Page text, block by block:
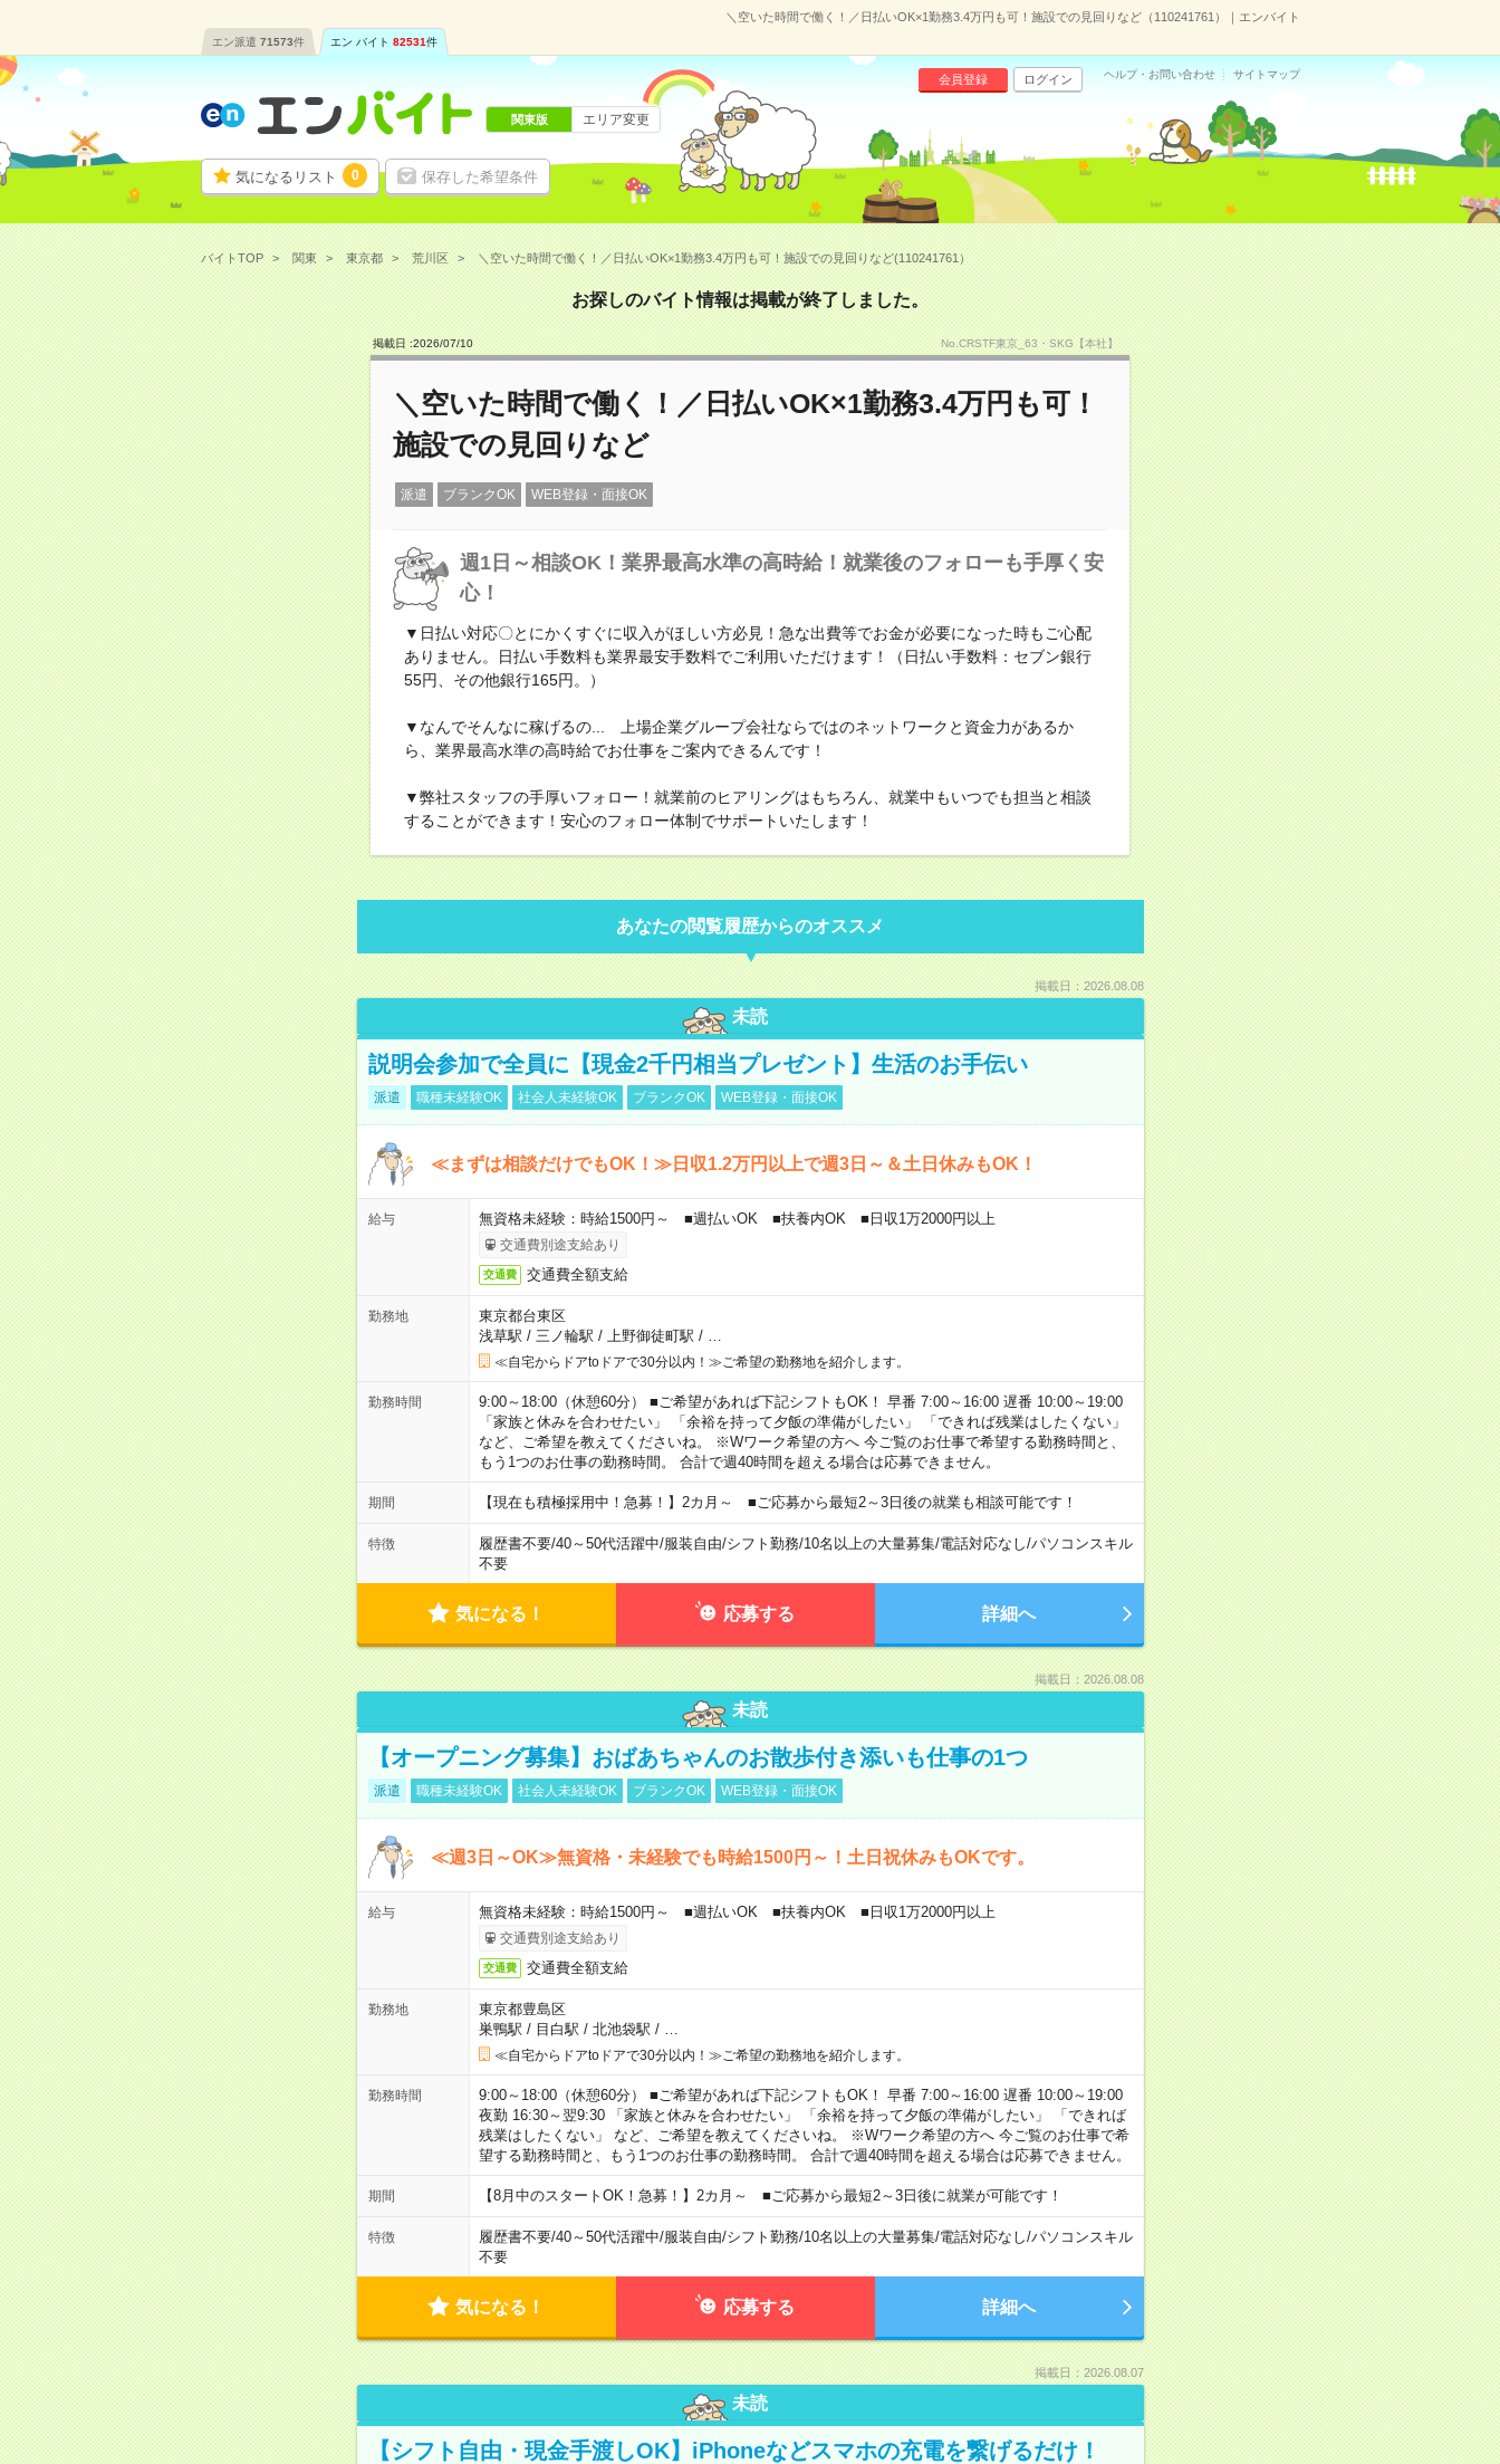
＼空いた時間で働く！／日払いOK×1勤務3.4万円も可！施設での見回りなど（110241761）｜エンバイト
エン派遣 71573件 エン バイト 82531件
気になるリスト 0 保存した希望条件
会員登録 ログイン ヘルプ・お問い合わせ サイトマップ
関東版 エリア変更
バイトTOP 関東 東京都 荒川区 ＼空いた時間で働く！／日払いOK×1勤務3.4万円も可！施設での見回りなど(110241761）
お探しのバイト情報は掲載が終了しました。
掲載日 :2026/07/10 No.CRSTF東京_63・SKG【本社】
＼空いた時間で働く！／日払いOK×1勤務3.4万円も可！
施設での見回りなど
派遣 ブランクOK WEB登録・面接OK
週1日～相談OK！業界最高水準の高時給！就業後のフォローも手厚く安
心！
▼日払い対応〇とにかくすぐに収入がほしい方必見！急な出費等でお金が必要になった時もご心配
ありません。日払い手数料も業界最安手数料でご利用いただけます！（日払い手数料：セブン銀行
55円、その他銀行165円。）
▼なんでそんなに稼げるの... 上場企業グループ会社ならではのネットワークと資金力があるか
ら、業界最高水準の高時給でお仕事をご案内できるんです！
▼弊社スタッフの手厚いフォロー！就業前のヒアリングはもちろん、就業中もいつでも担当と相談
することができます！安心のフォロー体制でサポートいたします！
あなたの閲覧履歴からのオススメ
掲載日：2026.08.08
未読
説明会参加で全員に【現金2千円相当プレゼント】生活のお手伝い
派遣 職種未経験OK 社会人未経験OK ブランクOK WEB登録・面接OK
≪まずは相談だけでもOK！≫日収1.2万円以上で週3日～＆土日休みもOK！
給与 無資格未経験：時給1500円～ ■週払いOK ■扶養内OK ■日収1万2000円以上
交通費別途支給あり
交通費 交通費全額支給
勤務地
東京都台東区
浅草駅 / 三ノ輪駅 / 上野御徒町駅 /
≪自宅からドアtoドアで30分以内！≫ご希望の勤務地を紹介します。
勤務時間
9:00～18:00（休憩60分） ■ご希望があれば下記シフトもOK！ 早番 7:00～16:00 遅番 10:00～19:00
「家族と休みを合わせたい」 「余裕を持って夕飯の準備がしたい」 「できれば残業はしたくない」
など、ご希望を教えてくださいね。 ※Wワーク希望の方へ 今ご覧のお仕事で希望する勤務時間と、
もう1つのお仕事の勤務時間。 合計で週40時間を超える場合は応募できません。
期間 【現在も積極採用中！急募！】2カ月～ ■ご応募から最短2～3日後の就業も相談可能です！
特徴 履歴書不要/40～50代活躍中/服装自由/シフト勤務/10名以上の大量募集/電話対応なし/パソコンスキル
不要
気になる！ 応募する 詳細へ
掲載日：2026.08.08
未読
【オープニング募集】おばあちゃんのお散歩付き添いも仕事の1つ
派遣 職種未経験OK 社会人未経験OK ブランクOK WEB登録・面接OK
≪週3日～OK≫無資格・未経験でも時給1500円～！土日祝休みもOKです。
給与 無資格未経験：時給1500円～ ■週払いOK ■扶養内OK ■日収1万2000円以上
交通費別途支給あり
交通費 交通費全額支給
勤務地
東京都豊島区
巣鴨駅 / 目白駅 / 北池袋駅 /
≪自宅からドアtoドアで30分以内！≫ご希望の勤務地を紹介します。
勤務時間
9:00～18:00（休憩60分） ■ご希望があれば下記シフトもOK！ 早番 7:00～16:00 遅番 10:00～19:00
夜勤 16:30～翌9:30 「家族と休みを合わせたい」 「余裕を持って夕飯の準備がしたい」 「できれば
残業はしたくない」 など、ご希望を教えてくださいね。 ※Wワーク希望の方へ 今ご覧のお仕事で希
望する勤務時間と、もう1つのお仕事の勤務時間。 合計で週40時間を超える場合は応募できません。
期間 【8月中のスタートOK！急募！】2カ月～ ■ご応募から最短2～3日後に就業が可能です！
特徴 履歴書不要/40～50代活躍中/服装自由/シフト勤務/10名以上の大量募集/電話対応なし/パソコンスキル
不要
気になる！ 応募する 詳細へ
掲載日：2026.08.07
未読
【シフト自由・現金手渡しOK】iPhoneなどスマホの充電を繋げるだけ！